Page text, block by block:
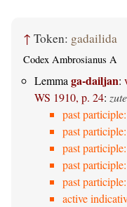
↑ Token: gadailida
Codex Ambrosianus A
Lemma ga-dailjan:
WS 1910, p. 24:
past
past
past
past
past
active